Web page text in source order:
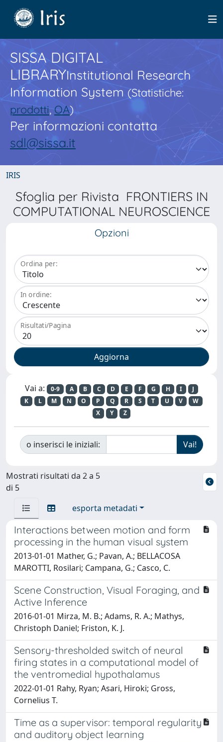
SISSA DIGITAL
LIBRARYInstitutional Research
Information System(Statistiche:
prodotti,OA)
Per informazioni contatta
sdl@sissa.it
IRIS
Sfoglia per Rivista FRONTIERS IN
COMPUTATIONAL NEUROSCIENCE
Opzioni
Ordina per:
In ordine:
Risultati/Pagina
Vai a: 0-9 A B C D E F G H I
J
K
L M N O P Q R S T U V
W
X
Y Z
o inserisci le iniziali:
Mostrati risultati da 2 a 5
di 5
esporta metadati
Interactions between motion and form
processing in the human visual system
2013-01-01 Mather, G.; Pavan, A.; BELLACOSA
MAROTTI, Rosilari; Campana, G.; Casco, C.
Scene Construction, Visual Foraging, and
Active Inference
2016-01-01 Mirza, M. B.; Adams, R. A.; Mathys,
Christoph Daniel; Friston, K. J.
Sensory-thresholded switch of neural
firing states in a computational model of
the ventromedial hypothalamus
2022-01-01 Rahy, Ryan; Asari, Hiroki; Gross,
Cornelius T.
Time as a supervisor: temporal regularity
and auditory object learning